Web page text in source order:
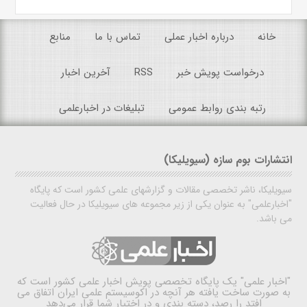
خانه درباره اخبار عملی تماس با ما منابع
درخواست پویش خبر RSS آخرین اخبار
رتبه بندی روابط عمومی تبلیغات در اخبارعلمی
انتشارات بوم سازه (سیویلیکا)
سیویلیکا، ناشر تخصصی مقالات و گزارشهای علمی کشور است که پایگاه
"اخبارعلمی" به عنوان یکی از زیر مجموعه های سیویلیکا در حال فعالیت
می باشد.
"اخبار علمی" یک پایگاه تخصصی پویش اخبار علمی کشور است که
به صورت ساخت یافته هر آنچه در اکوسیستم علمی ایران اتفاق می
افتد را رصد، دسته بندی و در اختیار شما قرار می‌دهد